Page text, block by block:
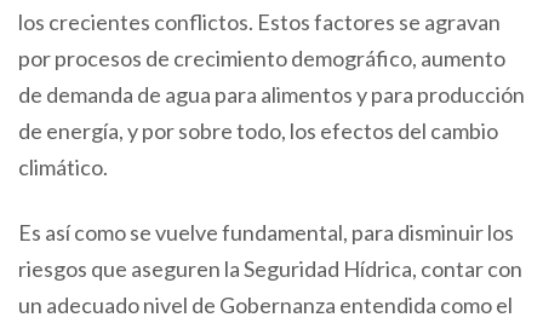
los crecientes conflictos. Estos factores se agravan
por procesos de crecimiento demográfico, aumento
de demanda de agua para alimentos y para producción
de energía, y por sobre todo, los efectos del cambio
climático.
Es así como se vuelve fundamental, para disminuir los
riesgos que aseguren la Seguridad Hídrica, contar con
un adecuado nivel de Gobernanza entendida como el